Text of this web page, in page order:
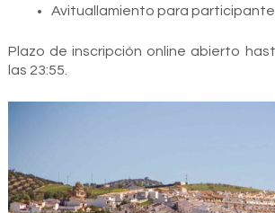
Avituallamiento para
Plazo de inscripción online abierto
las 23:55.